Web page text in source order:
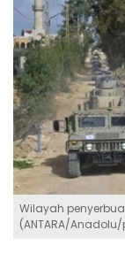
Wilayah
(ANTARA/